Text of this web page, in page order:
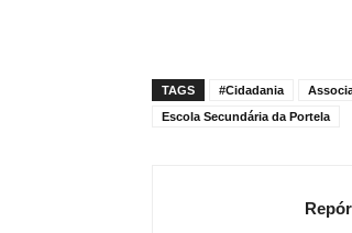
TAGS #Cidadania
Escola Secundária da Portela